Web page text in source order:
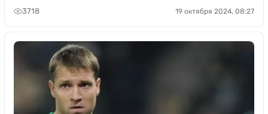
3718 19 октября 2024, 08:27